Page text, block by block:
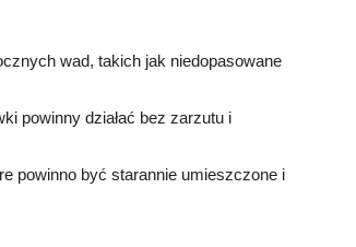
wad, takich jak niedopasowane
powinny działać bez zarzutu i
powinno być starannie umieszczone i